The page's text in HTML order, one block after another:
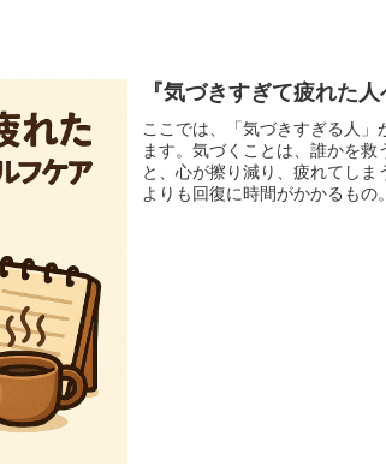
『気づきすぎて疲れた
ここでは、「気づきすぎる人
ます。気づくことは、誰かを救
と、心が擦り減り、疲れてし
よりも回復に時間がかかるもの